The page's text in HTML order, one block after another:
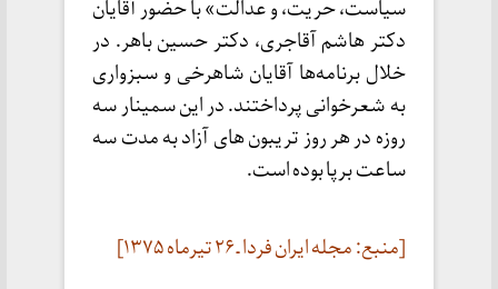
سیاست، حریت، و عدالت» با حضور آقایان
دکتر هاشم آقاجری، دکتر حسین باهر. در
خلال برنامه‌ها آقایان شاهرخی و سبزواری
به شعرخوانی پرداختند. در این سمینار سه
روزه در هر روز تریبون های آزاد به مدت سه
ساعت برپا بوده است.
[منبع: مجله ایران فردا ـ ۲۶ تیرماه ۱۳۷۵]